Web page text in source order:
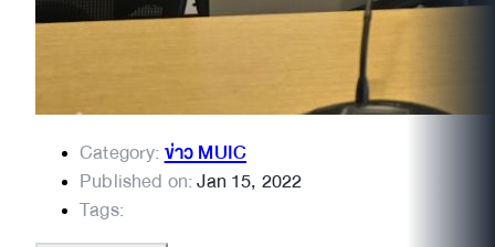
Category:ข่าว MUIC
Published on:Jan 15, 2022
Tags: